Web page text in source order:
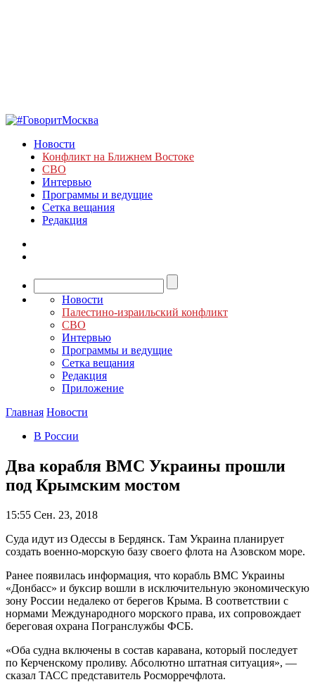
Новости
Конфликт на Ближнем Востоке
СВО
Интервью
Программы и ведущие
Сетка вещания
Редакция
Новости
Палестино-израильский конфликт
СВО
Интервью
Программы и ведущие
Сетка вещания
Редакция
Приложение
Главная Новости
В России
Два корабля ВМС Украины прошли
под Крымским мостом
15:55 Сен. 23, 2018
Суда идут из Одессы в Бердянск. Там Украина планирует
создать военно-морскую базу своего флота на Азовском море.
Ранее появилась информация, что корабль ВМС Украины
«Донбасс» и буксир вошли в исключительную экономическую
зону России недалеко от берегов Крыма. В соответствии с
нормами Международного морского права, их сопровождает
береговая охрана Погранслужбы ФСБ.
«Оба судна включены в состав каравана, который последует
по Керченскому проливу. Абсолютно штатная ситуация», —
сказал ТАСС представитель Росморречфлота.